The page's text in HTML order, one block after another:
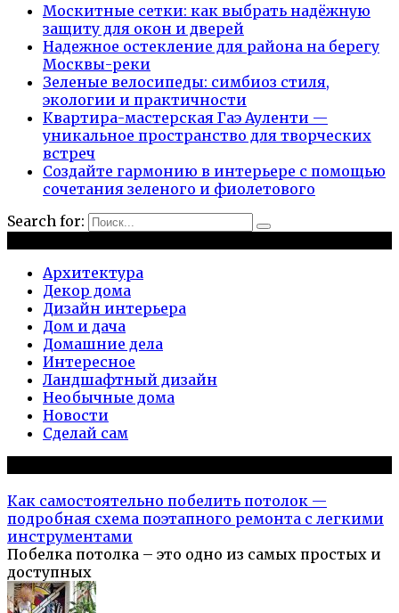
Москитные сетки: как выбрать надёжную
защиту для окон и дверей
Надежное остекление для района на берегу
Москвы-реки
Зеленые велосипеды: симбиоз стиля,
экологии и практичности
Квартира-мастерская Гаэ Ауленти —
уникальное пространство для творческих
встреч
Создайте гармонию в интерьере с помощью
сочетания зеленого и фиолетового
Search for:
Архитектура
Декор дома
Дизайн интерьера
Дом и дача
Домашние дела
Интересное
Ландшафтный дизайн
Необычные дома
Новости
Сделай сам
Как самостоятельно побелить потолок —
подробная схема поэтапного ремонта с легкими
инструментами
Побелка потолка – это одно из самых простых и
доступных